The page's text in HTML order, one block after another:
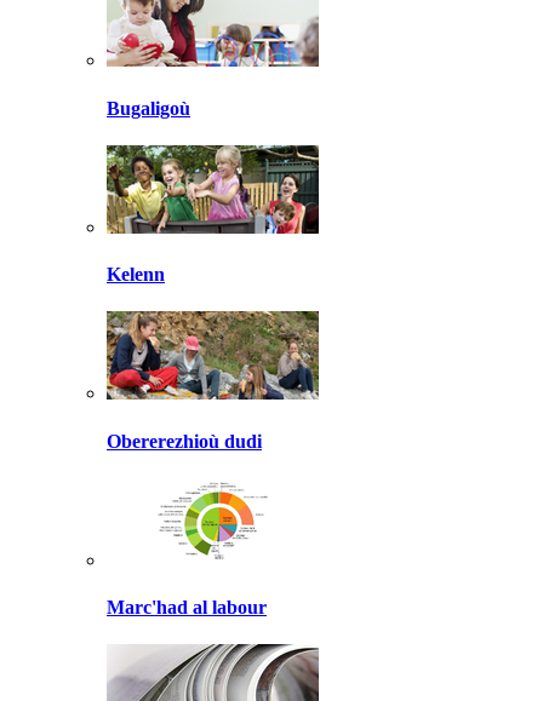
Bugaligoù
Kelenn
Obererezhioù dudi
Marc'had al labour